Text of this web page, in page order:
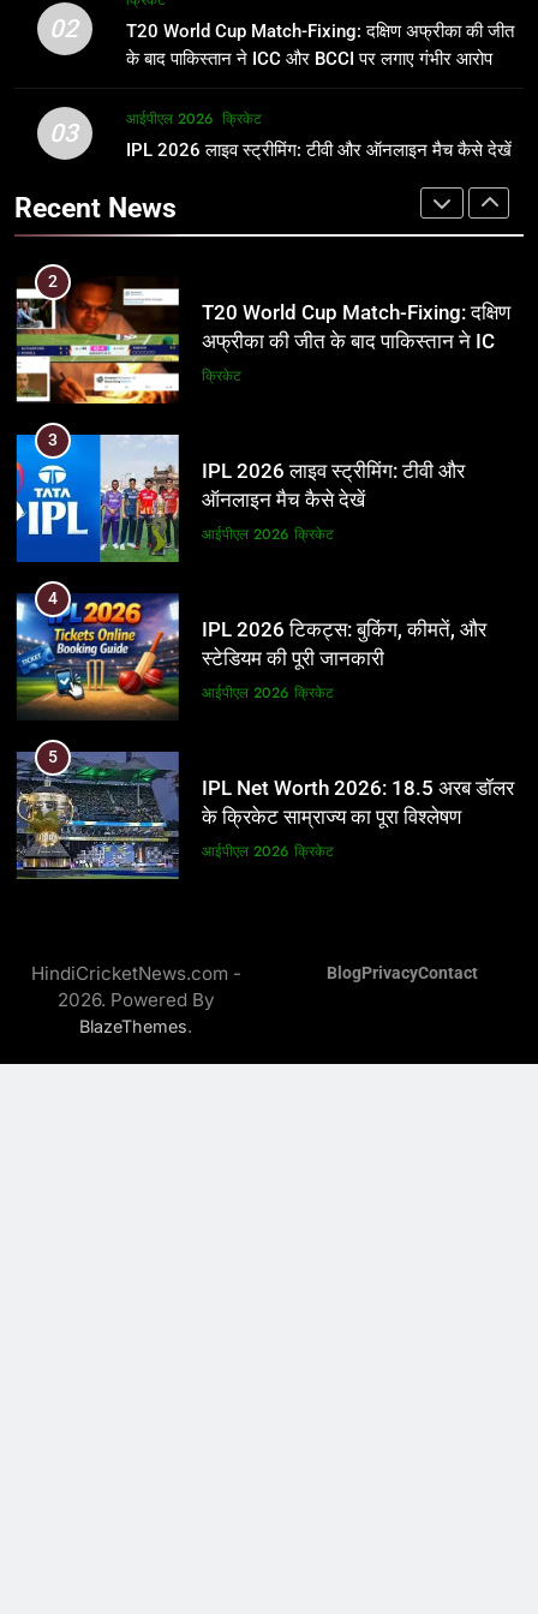
उम्र, परिवार, करियर और शादी से जुड़ी हर
जानकारी
क्रिकेट
2
T20 World Cup Match-Fixing: दक्षिण
3
IPL 2026 लाइव स्ट्रीमिंग: टीवी और
ऑनलाइन मैच कैसे देखें
आईपीएल 2026
4
IPL 2026 टिकट्स: बुकिंग, कीमतें, और
स्टेडियम की पूरी जानकारी
आईपीएल 2026 क्रिकेट
5
IPL Net Worth 2026: 18.5 अरब डॉलर
के क्रिकेट साम्राज्य का पूरा विश्लेषण
आईपीएल 2026 क्रिकेट
6
IPL टीम के मालिक: फ्रेंचाइजी के पीछे की
असली ताकत
आईपीएल 2026 क्रिकेट
विस्तृत विश्लेषण (2008-2026)
क्रिकेट
8
02
T20 World Cup Match-Fixing: दक्षिण अफ्रीका की जीत
के बाद पाकिस्तान ने ICC और BCCI पर लगाए गंभीर आरोप
03 आईपीएल 2026 क्रिकेट
IPL 2026 लाइव स्ट्रीमिंग: टीवी और ऑनलाइन मैच कैसे देखें
Recent News
फाइनल में हो सकती है महा-भिड़ंत, जानें पूरा
समीकरण
T20 वर्ल्ड कप 2026
1
अर्जुन तेंदुलकर की पत्नी सानिया चंडोक:
उम्र, परिवार, करियर और शादी से जुड़ी हर
2
T20 World Cup Match-Fixing: दक्षिण
अफ्रीका की जीत के बाद पाकिस्तान ने ICC
और BCCI पर लगाए गंभीर आरोप
क्रिकेट
3
IPL 2026 लाइव स्ट्रीमिंग: टीवी और
ऑनलाइन मैच कैसे देखें
आईपीएल 2026 क्रिकेट
4
IPL 2026 टिकट्स: बुकिंग, कीमतें, और
स्टेडियम की पूरी जानकारी
आईपीएल 2026 क्रिकेट
5
IPL Net Worth 2026: 18.5 अरब डॉलर
के क्रिकेट साम्राज्य का पूरा विश्लेषण
आईपीएल 2026 क्रिकेट
असली ताकत
आईपीएल 2026
HindiCricketNews.com -
2026. Powered By
BlazeThemes.
BlogPrivacyContact